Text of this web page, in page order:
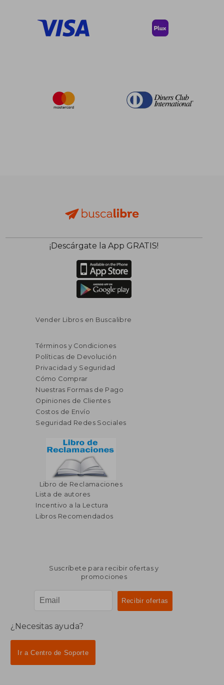
$ 37.94
$ 20.86
45%
dcto.
45%
dcto.
$ 68.45
$ 37.65
¡Descárgate la App GRATIS!
Vender Libros en Buscalibre
Términos y Condiciones
Políticas de Devolución
Privacidad y Seguridad
Cómo Comprar
Nuestras Formas de Pago
Opiniones de Clientes
Costos de Envío
Seguridad Redes Sociales
Libro de Reclamaciones
Lista de autores
Incentivo a la Lectura
Libros Recomendados
Suscríbete para recibir ofertas y
promociones
¿Necesitas ayuda?
Ir a Centro de Soporte